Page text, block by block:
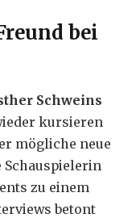
bei
Schweins
kursieren
mögliche neue
Schauspielerin
zu einem
betont